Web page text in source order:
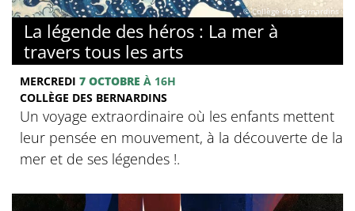
© Collège des Bernardins
La légende des héros : La mer à
travers tous les arts
MERCREDI 7 OCTOBRE À 16H
COLLÈGE DES BERNARDINS
Un voyage extraordinaire où les enfants mettent
leur pensée en mouvement, à la découverte de la
mer et de ses légendes !.